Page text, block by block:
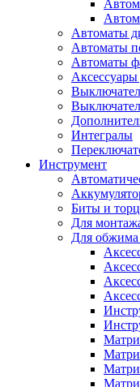
Автоматы
Автоматы
Автоматы
Интегралы
Инструмент
Биты и
Для
Для обжима